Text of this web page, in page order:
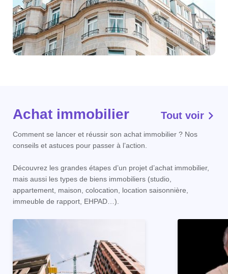
Achat immobilier Tout voir
Comment se lancer et réussir son achat immobilier ? Nos
conseils et astuces pour passer à l’action.
Découvrez les grandes étapes d’un projet d’achat immobilier,
mais aussi les types de biens immobiliers (studio,
appartement, maison, colocation, location saisonnière,
immeuble de rapport, EHPAD…).